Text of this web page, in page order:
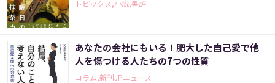
トピックス,小説,書評
あなたの会社にもいる！肥大した自己愛で他
人を傷つける人たちの7つの性質
コラム,新刊JPニュース